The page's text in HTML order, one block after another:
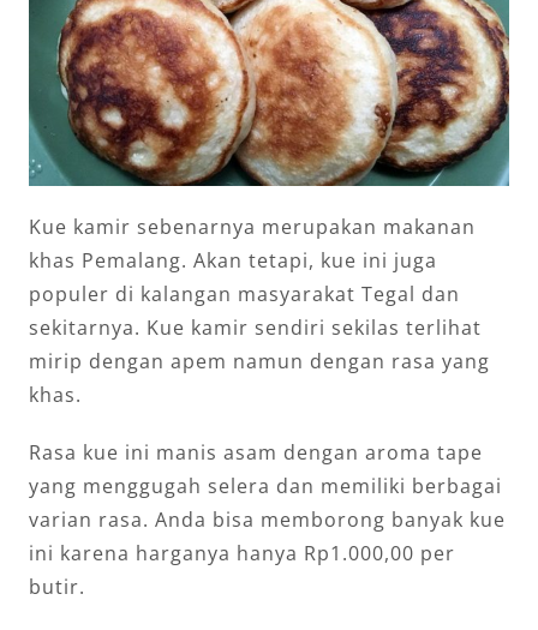
Kue kamir sebenarnya merupakan makanan
khas Pemalang. Akan tetapi, kue ini juga
populer di kalangan masyarakat Tegal dan
sekitarnya. Kue kamir sendiri sekilas terlihat
mirip dengan apem namun dengan rasa yang
khas.
Rasa kue ini manis asam dengan aroma tape
yang menggugah selera dan memiliki berbagai
varian rasa. Anda bisa memborong banyak kue
ini karena harganya hanya Rp1.000,00 per
butir.